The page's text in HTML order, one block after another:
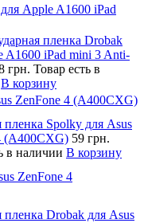
Apple A1600 iPad
пленка Drobak
A1600 iPad mini 3 Anti-
грн. Товар есть в
В корзину
ZenFone 4 (A400CXG)
пленка Spolky для Asus
(A400CXG) 59 грн.
в наличии В корзину
ZenFone 4
пленка Drobak для Asus